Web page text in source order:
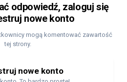
odpowiedź, zaloguj się
nowe konto
mogą komentować zawartość
tej strony.
nowe konto